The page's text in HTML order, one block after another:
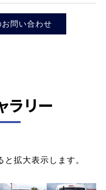
問い合わせ
ラリー
拡大表示します。